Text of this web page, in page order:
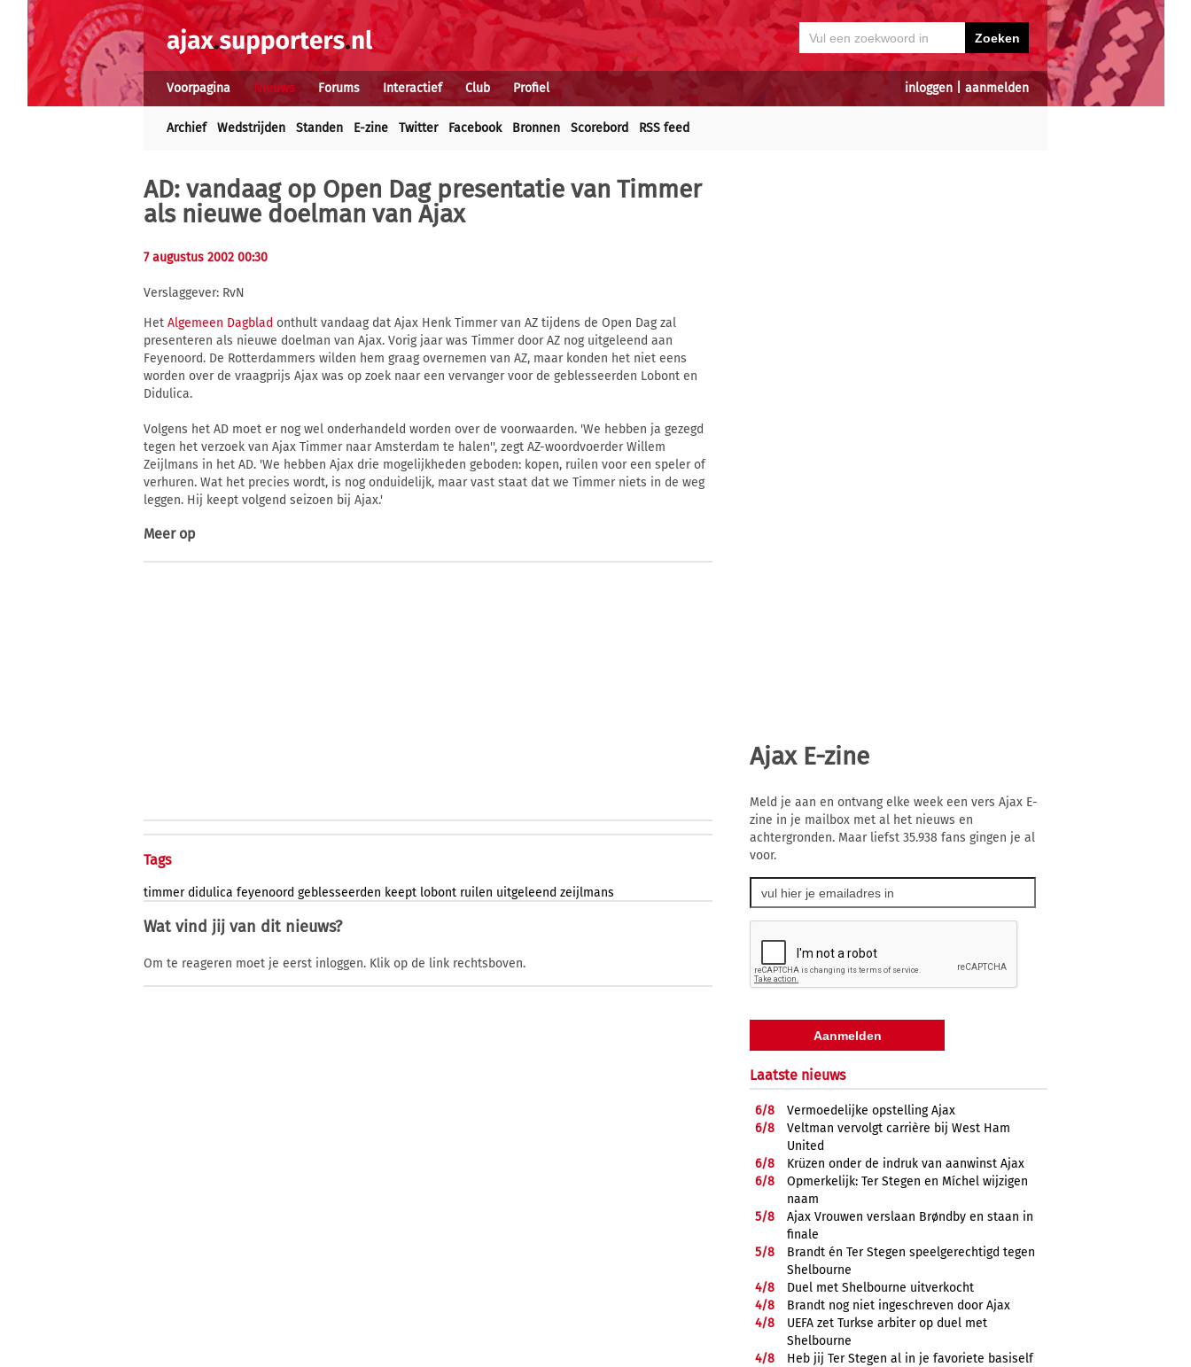
inloggen aanmelden
Voorpagina Nieuws Forums Interactief Club Profiel
Archief Wedstrijden Standen E-zine Twitter Facebook Bronnen Scorebord RSS feed
AD: vandaag op Open Dag presentatie van Timmer
als nieuwe doelman van Ajax
7 augustus 2002 00:30
Verslaggever: RvN
Het Algemeen Dagblad onthult vandaag dat Ajax Henk Timmer van AZ tijdens de Open Dag zal
presenteren als nieuwe doelman van Ajax. Vorig jaar was Timmer door AZ nog uitgeleend aan
Feyenoord. De Rotterdammers wilden hem graag overnemen van AZ, maar konden het niet eens
worden over de vraagprijs Ajax was op zoek naar een vervanger voor de geblesseerden Lobont en
Didulica.
Volgens het AD moet er nog wel onderhandeld worden over de voorwaarden. 'We hebben ja gezegd
tegen het verzoek van Ajax Timmer naar Amsterdam te halen'', zegt AZ-woordvoerder Willem
Zeijlmans in het AD. 'We hebben Ajax drie mogelijkheden geboden: kopen, ruilen voor een speler of
verhuren. Wat het precies wordt, is nog onduidelijk, maar vast staat dat we Timmer niets in de weg
leggen. Hij keept volgend seizoen bij Ajax.'
Meer op
Tags
timmer didulica feyenoord geblesseerden keept lobont ruilen uitgeleend zeijlmans
Wat vind jij van dit nieuws?
Om te reageren moet je eerst inloggen. Klik op de link rechtsboven.
Ajax E-zine
Meld je aan en ontvang elke week een vers Ajax E-
zine in je mailbox met al het nieuws en
achtergronden. Maar liefst 35.938 fans gingen je al
voor.
Laatste nieuws
6/8
Vermoedelijke opstelling Ajax
6/8
Veltman vervolgt carrière bij West Ham
United
6/8
Krüzen onder de indruk van aanwinst Ajax
6/8
Opmerkelijk: Ter Stegen en Míchel wijzigen
naam
5/8
Ajax Vrouwen verslaan Brøndby en staan in
finale
5/8
Brandt én Ter Stegen speelgerechtigd tegen
Shelbourne
4/8
Duel met Shelbourne uitverkocht
4/8
Brandt nog niet ingeschreven door Ajax
4/8
UEFA zet Turkse arbiter op duel met
Shelbourne
4/8
Heb jij Ter Stegen al in je favoriete basiself